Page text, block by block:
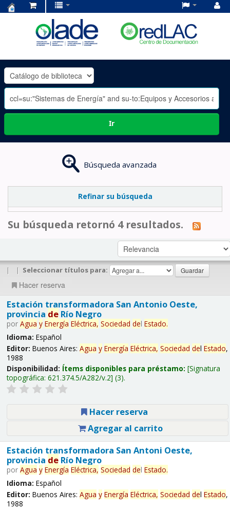
OLADE
-
Ir
Búsqueda avanzada
Refinar su búsqueda
Su búsqueda retornó 4 resultados.
| | Seleccionar títulos para:
Hacer reserva
Estación transformadora San Antonio Oeste,
provincia deRío Negro
por Agua y Energía Eléctrica, Sociedad del Estado.
Idioma: Español
Editor: Buenos Aires: Agua y Energía Eléctrica, Sociedad del Estado,
1988
Disponibilidad: Ítems disponibles para préstamo: Signatura
topográfica: 621.374.5/A282/v.2 (3).
Hacer reserva
Agregar al carrito
Estación transformadora San Antoni Oeste,
provincia deRío Negro
por Agua y Energía Eléctrica, Sociedad del Estado.
Idioma: Español
Editor: Buenos Aires: Agua y Energía Eléctrica, Sociedad del Estado,
1988